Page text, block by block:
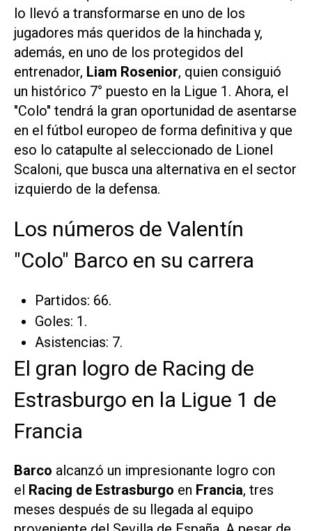
lo llevó a transformarse en uno de los
jugadores más queridos de la hinchada y,
además, en uno de los protegidos del
entrenador, Liam Rosenior, quien consiguió
un histórico 7° puesto en la Ligue 1. Ahora, el
"Colo" tendrá la gran oportunidad de asentarse
en el fútbol europeo de forma definitiva y que
eso lo catapulte al seleccionado de Lionel
Scaloni, que busca una alternativa en el sector
izquierdo de la defensa.
Los números de Valentín
"Colo" Barco en su carrera
Partidos: 66.
Goles: 1.
Asistencias: 7.
El gran logro de Racing de
Estrasburgo en la Ligue 1 de
Francia
Barco alcanzó un impresionante logro con
el Racing de Estrasburgo en Francia, tres
meses después de su llegada al equipo